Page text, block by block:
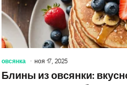
овсянка ноя 17, 2025
Блины из овсянки: